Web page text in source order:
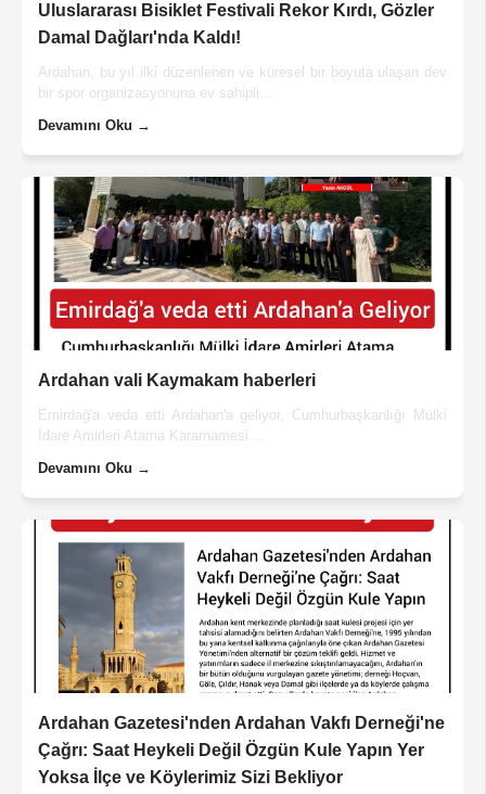
Uluslararası Bisiklet Festivali Rekor Kırdı, Gözler
Damal Dağları'nda Kaldı!
Ardahan, bu yıl ilki düzenlenen ve küresel bir boyuta ulaşan dev
bir spor organizasyonuna ev sahipli...
Devamını Oku →
Ardahan vali Kaymakam haberleri
Emirdağ'a veda etti Ardahan'a geliyor, Cumhurbaşkanlığı Mülki
İdare Amirleri Atama Kararnamesi ...
Devamını Oku →
Ardahan Gazetesi'nden Ardahan Vakfı Derneği'ne
Çağrı: Saat Heykeli Değil Özgün Kule Yapın Yer
Yoksa İlçe ve Köylerimiz Sizi Bekliyor